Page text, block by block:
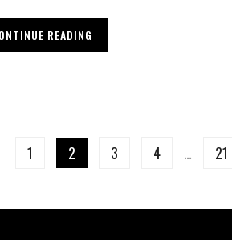
READING
1 2 3 4 … 21